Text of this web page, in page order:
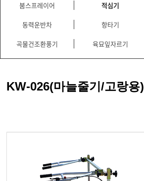
붐스프레이어 적심기
동력운반차 항타기
곡물건조환풍기 육묘잎자르기
KW-026(마늘줄기/고랑용)